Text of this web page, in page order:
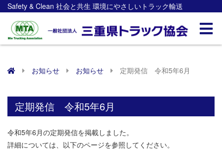
Safety & Clean 社会と共生 環境にやさしいトラック輸送
お知らせ お知らせ 定期発信 令和5年6月
定期発信 令和5年6月
令和5年6月の定期発信を掲載しました。
詳細については、以下のページを参照してください。